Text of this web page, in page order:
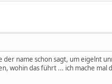
der name schon sagt, um eigelnt
wohin das führt ... ich mache mal